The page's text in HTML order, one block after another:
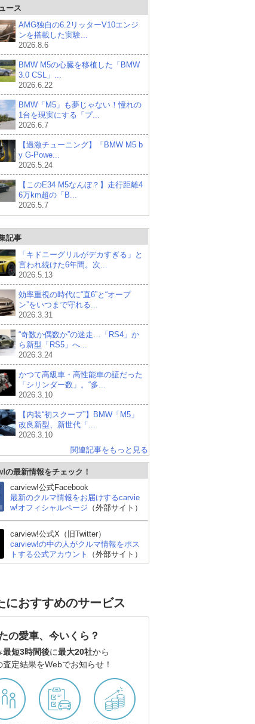
レクサス ISハイブリッ
ド
スバル WRX S4
ース
AMG独自の6.2リッターV10エンジ
ンを搭載した実験...
2026.8.6
BMW M5の心臓を移植した「BMW
3.0 CSL」...
2026.6.22
BMW「M5」も夢じゃない！憧れの
1台を現実にする「プ...
2026.6.7
【過激チューニング】「BMW M5 b
y G-Powe...
2026.5.24
【このE34 M5なんぼ？】走行距離4
6万km超の「B...
2026.5.7
記事
「キドニーグリルがデカすぎる」と
言われ続けた6年間。次...
2026.5.13
効率重視の時代に“直6”と“オープ
ン”をいつまで守れる...
2026.3.31
“奇数か偶数か”の迷走…「RS4」か
ら新型「RS5」へ...
2026.3.24
かつて高級車・高性能車の証だった
「シリンダー数」。“多...
2026.3.10
【内装“初スクープ”】BMW「M5」
改良新型、新世代「...
2026.3.10
関連記事をもっと見る
の最新情報をチェック！
carview!公式Facebook
最新のクルマ情報をお届けするcarvie
w!オフィシャルページ （外部サイト）
carview!公式X（旧Twitter）
carview!の中の人がクルマ情報をポス
トする公式アカウント
（外部サイト）
におすすめのサービス
の愛車、今いくら？
最短3時間後に最大20社から
査定結果をWebでお知らせ！